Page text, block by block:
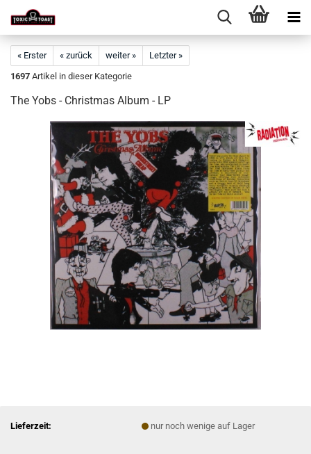
« Erster « zurück weiter »
Letzter »
1697 Artikel in dieser Kategorie
The Yobs - Christmas Album - LP
Lieferzeit: nur noch wenige auf Lager